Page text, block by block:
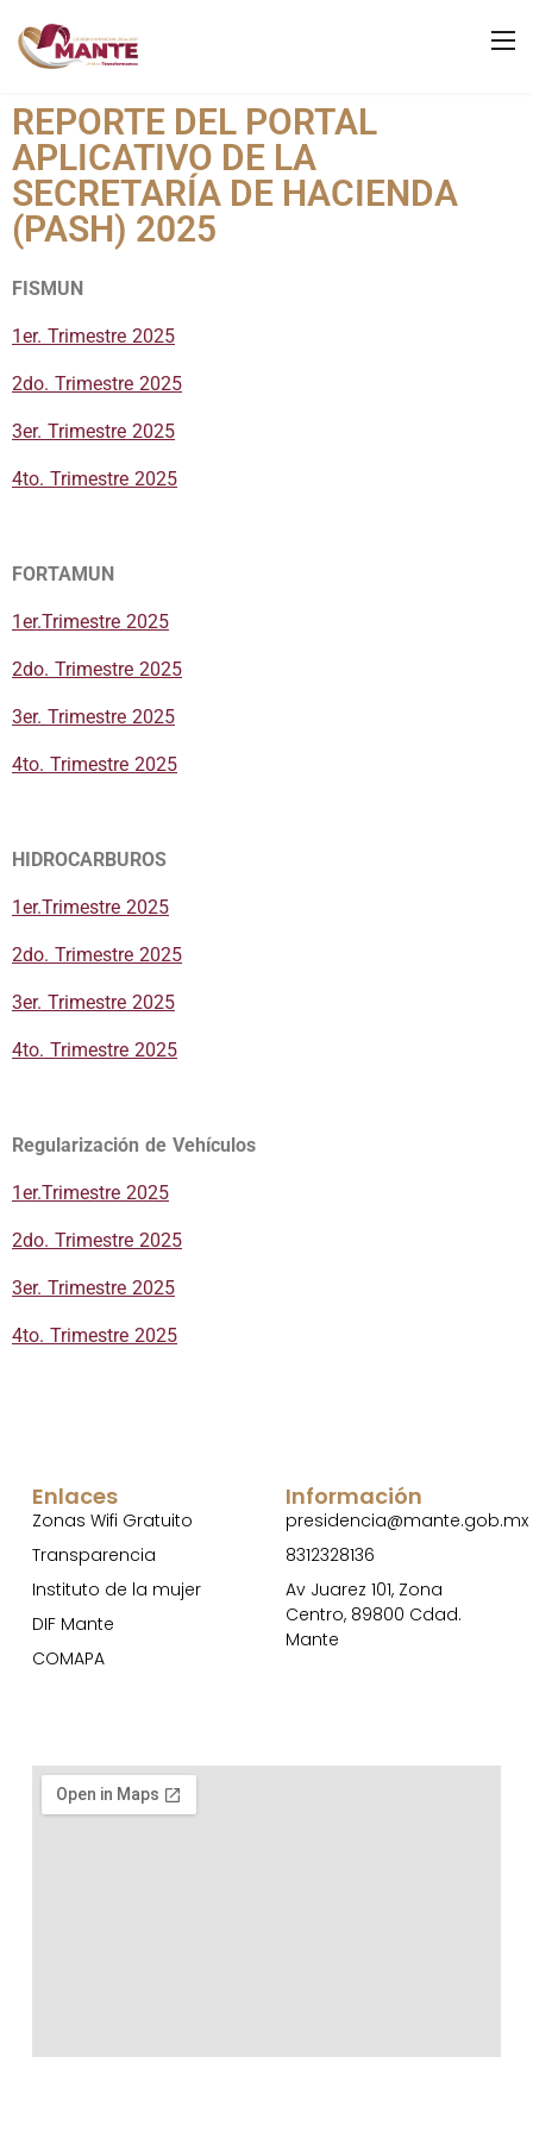
REPORTE DEL PORTAL
APLICATIVO DE LA
SECRETARÍA DE HACIENDA
(PASH) 2025
FISMUN
1er. Trimestre 2025
2do. Trimestre 2025
3er. Trimestre 2025
4to. Trimestre 2025
FORTAMUN
1er.Trimestre 2025
2do. Trimestre 2025
3er. Trimestre 2025
4to. Trimestre 2025
HIDROCARBUROS
1er.Trimestre 2025
2do. Trimestre 2025
3er. Trimestre 2025
4to. Trimestre 2025
Regularización de Vehículos
1er.Trimestre 2025
2do. Trimestre 2025
3er. Trimestre 2025
4to. Trimestre 2025
Enlaces
Zonas Wifi Gratuito
Transparencia
Instituto de la mujer
DIF Mante
COMAPA
Información
presidencia@mante.gob.mx
8312328136
Av Juarez 101, Zona
Centro, 89800 Cdad.
Mante